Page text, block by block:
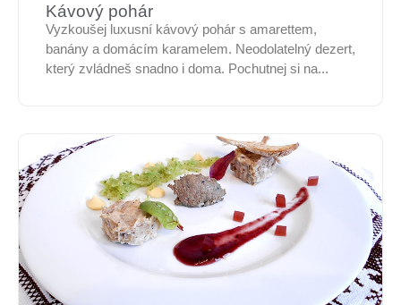
Kávový pohár
Vyzkoušej luxusní kávový pohár s amarettem,
banány a domácím karamelem. Neodolatelný dezert,
který zvládneš snadno i doma. Pochutnej si na...